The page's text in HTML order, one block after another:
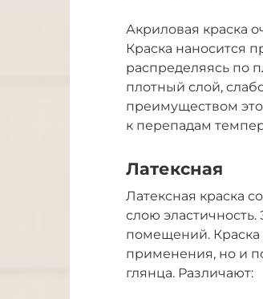
Акриловая краска
Краска наносится
распределяясь по
плотный слой,
преимуществом
к перепадам
Латексная
Латексная краска
слою
помещений. Краска
применения, но и
глянца. Различают: